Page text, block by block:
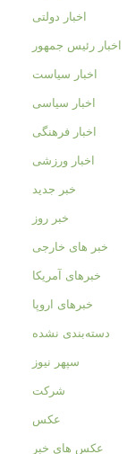
اخبار دولتی
اخبار رئیس جمهور
اخبار سیاست
اخبار سیاسی
اخبار فرهنگی
اخبار ورزشی
خبر جدید
خبر روز
خبر های خارجی
خبرهای آمریکا
خبرهای اروپا
دسته‌بندی نشده
سپهر نیوز
شرکت
عکس
عکس های خبر